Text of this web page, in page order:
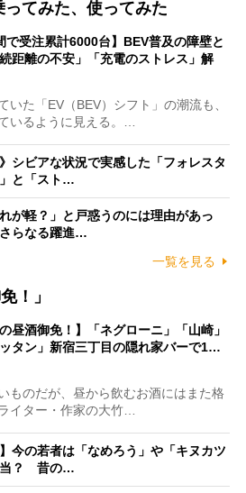
てみた、使ってみた
で受注累計6000台】BEV普及の障壁と
距離の不安」「充電のストレス」解
た「EV（BEV）シフト」の潮流も、
いるように見える。…
シビアな状況で実感した「フォレスタ
と「スト…
が軽？」と戸惑うのには理由があっ
らなる躍進…
一覧を見る
！」
の昼酒御免！】「ネグローニ」「山崎」
ッタン」新宿三丁目の隠れ家バーで1…
ものだが、昼から飲むお酒にはまた格
イター・作家の大竹…
今の若者は「なめろう」や「キヌカツ
当？ 昔の…